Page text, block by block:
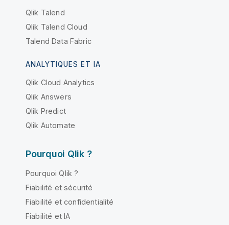
Qlik Talend
Qlik Talend Cloud
Talend Data Fabric
ANALYTIQUES ET IA
Qlik Cloud Analytics
Qlik Answers
Qlik Predict
Qlik Automate
Pourquoi Qlik ?
Pourquoi Qlik ?
Fiabilité et sécurité
Fiabilité et confidentialité
Fiabilité et IA